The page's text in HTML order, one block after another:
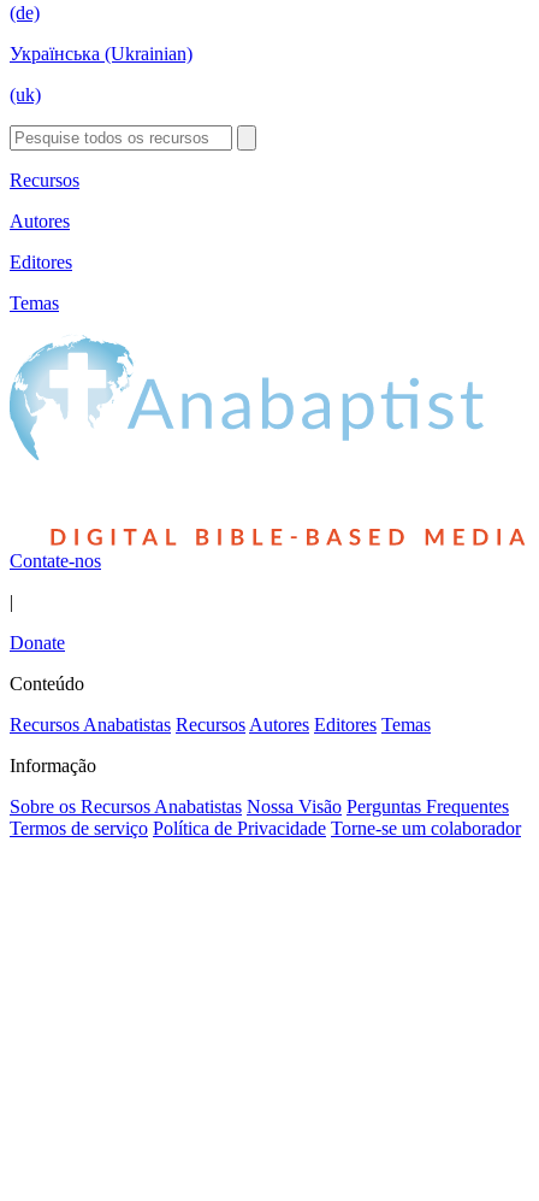
(de)
Українська (Ukrainian)
(uk)
Recursos
Autores
Editores
Temas
Contate-nos
|
Donate
Conteúdo
Recursos Anabatistas Recursos Autores Editores Temas
Informação
Sobre os Recursos Anabatistas Nossa Visão Perguntas Frequentes
Termos de serviço Política de Privacidade Torne-se um colaborador